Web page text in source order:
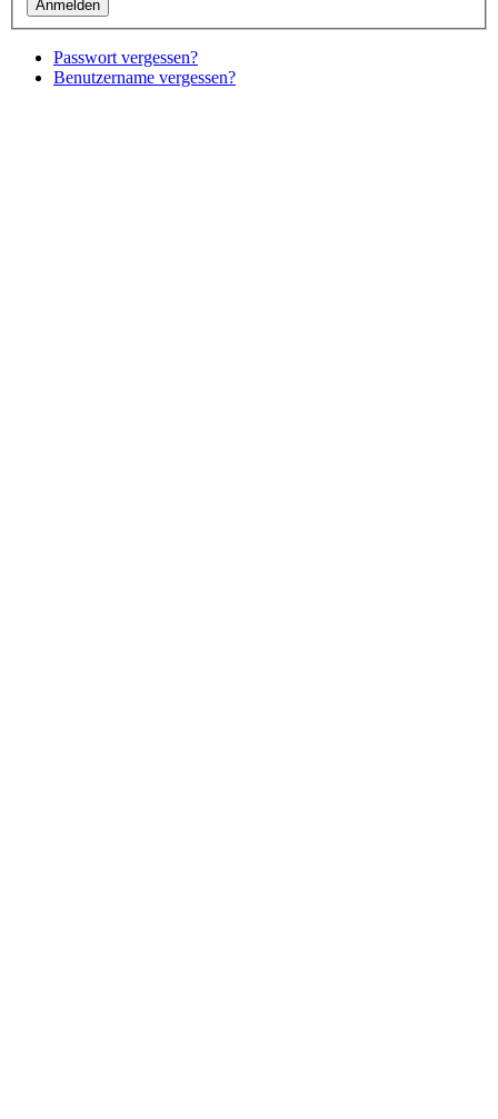
Passwort vergessen?
Benutzername vergessen?